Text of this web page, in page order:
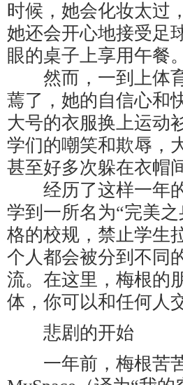
时候，她会化妆太过
她还会开心地接受足
眼的桌子上享用午餐。
然而，一到上体育
蔫了，她的自信心和
大号的衣服换上运动
学们的嘲笑和欺辱，
甚至好多次躲在衣帽
经历了这样一年的
学到一所名为“完美
格的校规，禁止学生
个人都会被分到不同
流。在这里，梅根的
体，你可以和任何人
悲剧的开始
一年前，梅根苦苦